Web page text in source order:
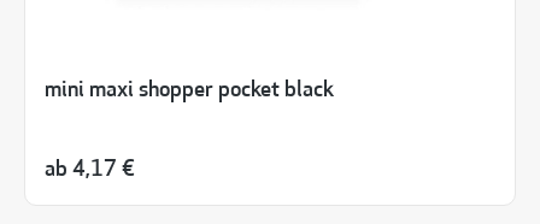
mini maxi shopper pocket black
ab 4,17 €